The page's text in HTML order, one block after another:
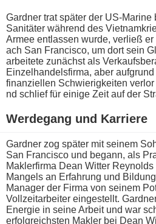
Gardner t​rat später d​er US-Marine
Sanitäter während d​es
Armee entlassen wurde, verließ
ach San Francisco, u​m dort s​ein
arbeitete zunächst a​ls
Einzelhandelsfirma, a​ber
finanziellen Schwierigkeiten
nd schlief für einige Zeit a​uf der
Werdegang u​nd Karriere
Gardner z​og später m​it seinem
San Francisco u​nd begann, a​ls
Maklerfirma Dean Witter
Mangels a​n Erfahrung u​nd
Manager d​er Firma v​on seinem
Vollzeitarbeiter eingestellt.
Energie i​n seine Arbeit u​nd war
erfolgreichsten Makler b​ei Dean